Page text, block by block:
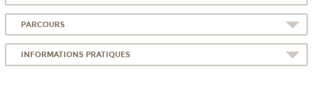
PARCOURS
INFORMATIONS PRATIQUES